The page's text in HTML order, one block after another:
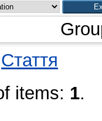
Стаття
items: 1.